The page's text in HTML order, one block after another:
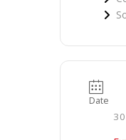
Date